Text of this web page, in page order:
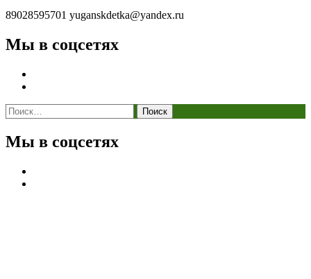
89028595701 yuganskdetka@yandex.ru
Мы в соцсетях
Найти:
Мы в соцсетях